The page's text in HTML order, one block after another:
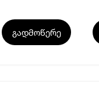
გადმოწერე